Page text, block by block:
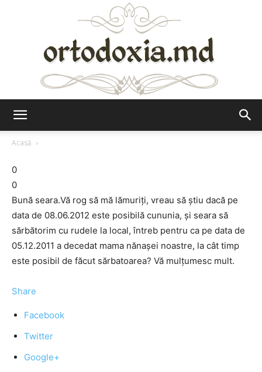
Acasă
0
0
Bună seara.Vă rog să mă lămuriţi, vreau să ştiu dacă pe
data de 08.06.2012 este posibilă cununia, şi seara să
sărbătorim cu rudele la local, întreb pentru ca pe data de
05.12.2011 a decedat mama nănaşei noastre, la cât timp
este posibil de făcut sărbatoarea? Vă mulţumesc mult.
Share
Facebook
Twitter
Google+